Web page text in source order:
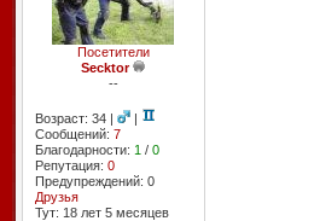
Посетители
Secktor
--
Возраст: 34 |
|
Сообщений: 7
Благодарности: 1 / 0
Репутация: 0
Предупреждений: 0
Друзья
Тут: 18 лет 5 месяцев